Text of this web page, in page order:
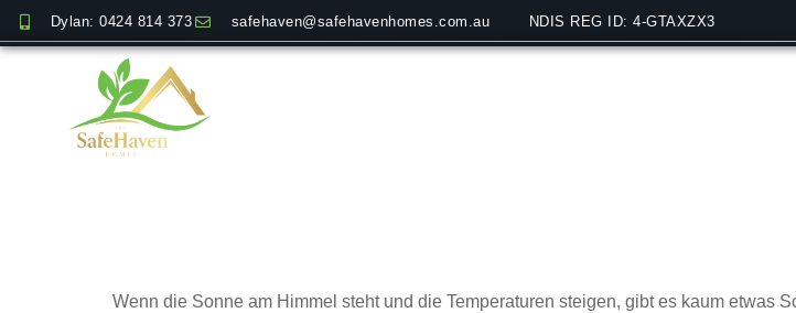
Dylan: 0424 814 373 safehaven@safehavenhomes.com.au NDIS REG ID: 4-GTAXZX3
Wenn die Sonne am Himmel steht und die Temperaturen steigen, gibt es kaum etwas